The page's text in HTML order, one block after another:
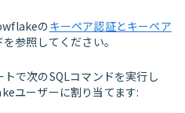
のキーペア認証とキーペア
参照してください。
で次のSQLコマンドを実行し
ユーザーに割り当てます: